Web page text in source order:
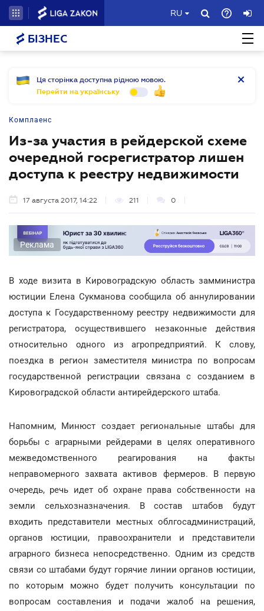
RU
БІЗНЕС
Ця сторінка доступна рідною мовою.
Перейти на українську
Комплаенс
Из-за участия в рейдерской схеме
очередной госрегистратор лишен
доступа к реестру недвижимости
17 августа 2017, 14:22 211 0
Реклама
В ходе визита в Кировоградскую область замминистра
юстиции Елена Сукманова сообщила об аннулировании
доступа к Государственному реестру недвижимости для
регистратора, осуществившего незаконные действия
относительно одного из агропредприятий. К слову,
поездка в регион заместителя министра по вопросам
государственной регистрации связана с созданием в
Кировоградской области антирейдерского штаба.
Напомним, Минюст создает региональные штабы для
борьбы с аграрными рейдерами в целях оперативного
межведомственного реагирования на факты
неправомерного захвата активов фермеров. В первую
очередь, речь идет об охране права собственности на
земли сельхозназначения. В состав штабов будут
входить представители местных облгосадминистраций,
органов юстиции, правоохранители и представители
аграрного бизнеса непосредственно. Одним из средств
связи со штабами будут горячие линии органов юстиции,
по которым можно будет получить консультации по
вопросам составления и подачи жалоб на решения,